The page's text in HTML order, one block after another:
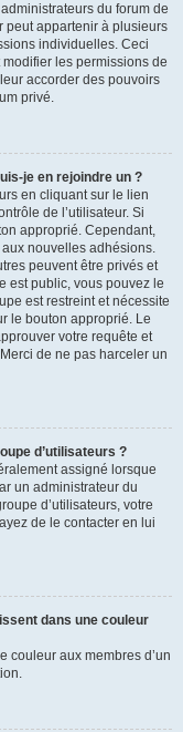
du forum de
peut appartenir à plusieurs
individuelles. Ceci
les permissions de
accorder des pouvoirs
privé.
je en rejoindre un ?
en cliquant sur le lien
de l’utilisateur. Si
approprié. Cependant,
nouvelles adhésions.
peuvent être privés et
est public, vous pouvez le
est restreint et nécessite
le bouton approprié. Le
votre requête et
de ne pas harceler un
d’utilisateurs ?
assigné lorsque
un administrateur du
d’utilisateurs, votre
de le contacter en lui
dans une couleur
couleur aux membres d’un